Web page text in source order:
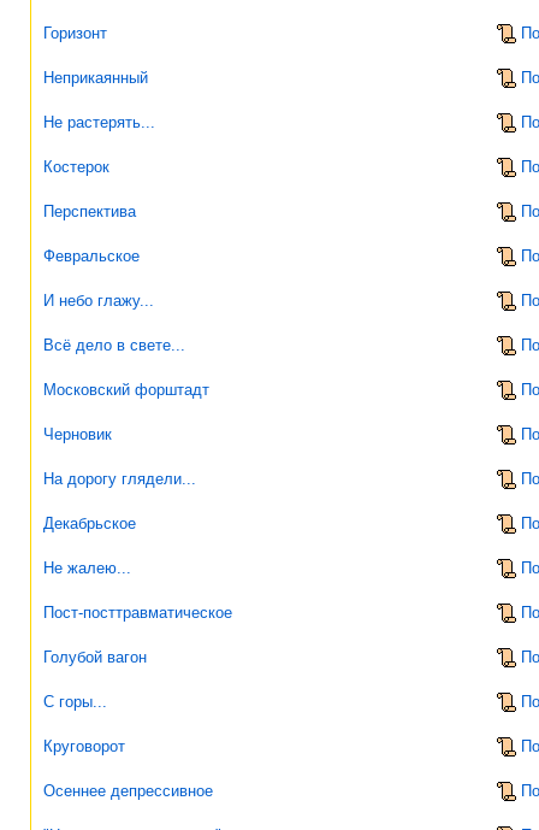
Горизонт
Неприкаянный
Не растерять...
Костерок
Перспектива
Февральское
И небо глажу...
Всё дело в свете...
Московский форштадт
Черновик
На дорогу глядели...
Декабрьское
Не жалею...
Пост-посттравматическое
Голубой вагон
С горы...
Круговорот
Осеннее депрессивное